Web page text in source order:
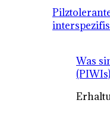
Was
(PIWIs)